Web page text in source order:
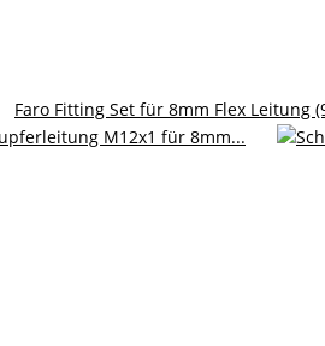
Faro Fitting Set für 8mm Flex Leitung